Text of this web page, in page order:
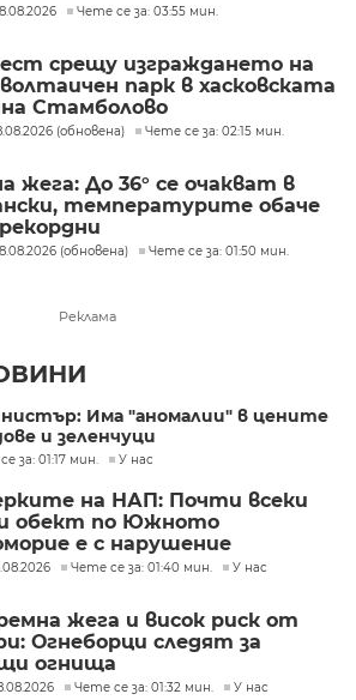
Чете се за: 03:55 мин.
срещу изграждането на
парк в хасковската
Стамболово
(обновена) Чете се за: 02:15 мин.
жега: До 36° се очакват в
температурите обаче
(обновена) Чете се за: 01:50 мин.
Реклама
Има "аномалии" в цените
и зеленчуци
за: 01:17 мин. У нас
на НАП: Почти всеки
обект по Южното
е с нарушение
Чете се за: 01:40 мин. У нас
жега и висок риск от
Огнеборци следят за
огнища
Чете се за: 01:32 мин. У нас